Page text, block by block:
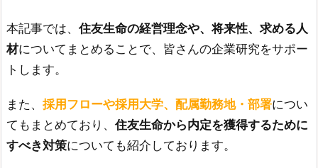
本記事では、住友生命の経営理念や、将来性、求める人
材についてまとめることで、皆さんの企業研究をサポー
トします。
また、 採用フローや採用大学、配属勤務地・部署につい
てもまとめており、住友生命から内定を獲得するために
すべき対策についても紹介しております。